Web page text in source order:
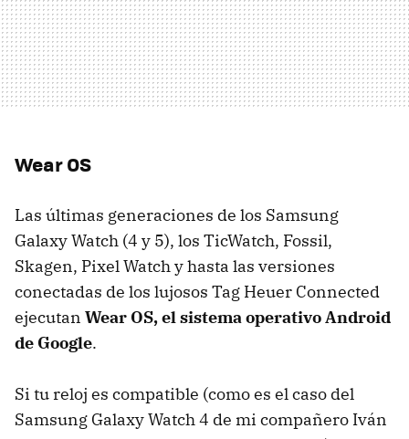
Wear OS
Las últimas generaciones de los Samsung
Galaxy Watch (4 y 5), los TicWatch, Fossil,
Skagen, Pixel Watch y hasta las versiones
conectadas de los lujosos Tag Heuer Connected
ejecutan Wear OS, el sistema operativo Android
de Google.
Si tu reloj es compatible (como es el caso del
Samsung Galaxy Watch 4 de mi compañero Iván